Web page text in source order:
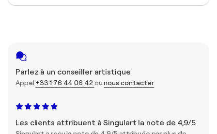
Parlez à un conseiller artistique
Appel +33 1 76 44 06 42 ounous contacter
Les clients attribuent à Singulart la note de 4,9/5